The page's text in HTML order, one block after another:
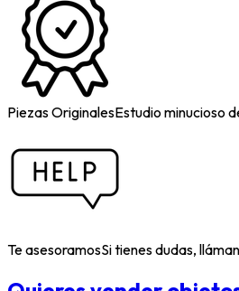
Piezas OriginalesEstudio minucioso
Te asesoramosSi tienes dudas,